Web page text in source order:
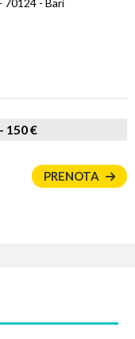
70124 - Bari
150 €
PRENOTA